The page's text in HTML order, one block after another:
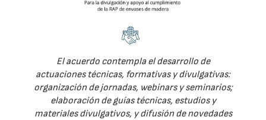
El acuerdo contempla el desarrollo de
actuaciones técnicas, formativas y divulgativas:
organización de jornadas, webinars y seminarios;
elaboración de guías técnicas, estudios y
materiales divulgativos, y difusión de novedades